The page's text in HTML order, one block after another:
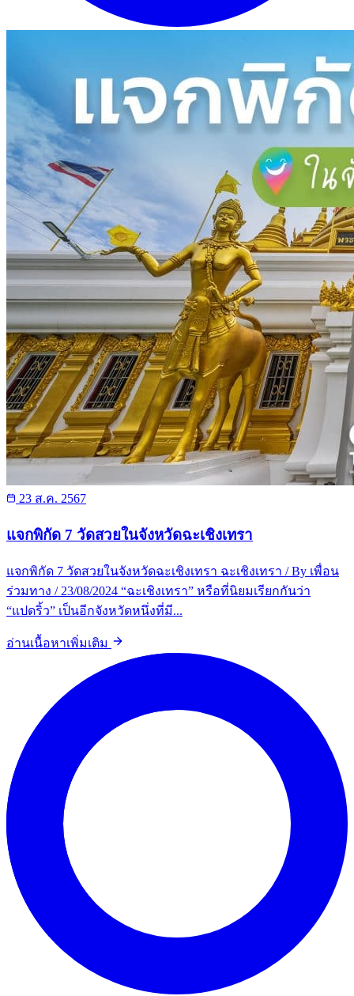
23 ส.ค. 2567
แจกพิกัด 7 วัดสวยในจังหวัดฉะเชิงเทรา
แจกพิกัด 7 วัดสวยในจังหวัดฉะเชิงเทรา ฉะเชิงเทรา / By เพื่อน
ร่วมทาง / 23/08/2024 “ฉะเชิงเทรา” หรือที่นิยมเรียกกันว่า
“แปดริ้ว” เป็นอีกจังหวัดหนึ่งที่มี...
อ่านเนื้อหาเพิ่มเติม